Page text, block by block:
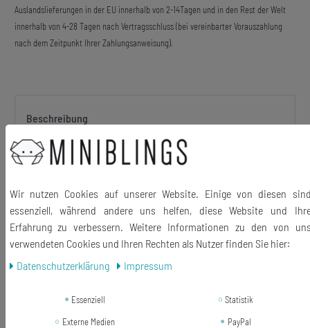
Auslandslieferungen in der EU innerhalb von 2-14Tagen und in den Rest der Welt
innerhalb von 4-28 Tagen nach Vertragsschluss (bei vereinbarter Vorauszahlung
nach dem Zeitpunkt Ihrer Zahlungsanweisung).
Beschreibung
Halskette mit doppelter Achtelnote – aus Acrylglas gelasert.
Material Anhänger: Acrylglas
Material Kette: Metall, versilbert
Kettenlänge: 45cm
Lieferumfang: 1 Halskette
Wir nutzen Cookies auf unserer Website. Einige von diesen
essenziell, während andere uns helfen, diese Website und
Erfahrung zu verbessern. Weitere Informationen zu den von
verwendeten Cookies und Ihren Rechten als Nutzer finden Sie hier:
Daten­schutz­erklärung
Impressum
Essenziell
Statistik
Externe Medien
PayPal